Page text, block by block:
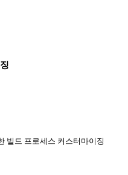
빌드 프로세스 커스터마이징